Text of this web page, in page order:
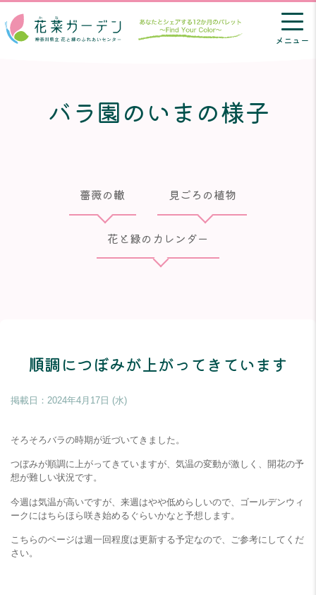
メニュー
バラ園のいまの様子
薔薇の轍 見ごろの植物
花と緑のカレンダー
順調につぼみが上がってきています
掲載日： 2024年4月17日 (水)
そろそろバラの時期が近づいてきました。
つぼみが順調に上がってきていますが、気温の変動が激しく、開花の予
想が難しい状況です。
今週は気温が高いですが、来週はやや低めらしいので、ゴールデンウィ
ークにはちらほら咲き始めるぐらいかなと予想します。
こちらのページは週一回程度は更新する予定なので、ご参考にしてくだ
さい。